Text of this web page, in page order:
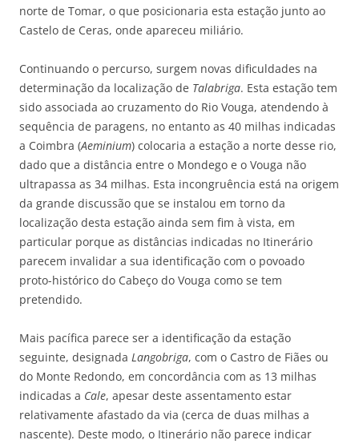
norte de Tomar, o que posicionaria esta estação junto ao
Castelo de Ceras, onde apareceu miliário.
Continuando o percurso, surgem novas dificuldades na
determinação da localização de Talabriga. Esta estação tem
sido associada ao cruzamento do Rio Vouga, atendendo à
sequência de paragens, no entanto as 40 milhas indicadas
a Coimbra (Aeminium) colocaria a estação a norte desse rio,
dado que a distância entre o Mondego e o Vouga não
ultrapassa as 34 milhas. Esta incongruência está na origem
da grande discussão que se instalou em torno da
localização desta estação ainda sem fim à vista, em
particular porque as distâncias indicadas no Itinerário
parecem invalidar a sua identificação com o povoado
proto-histórico do Cabeço do Vouga como se tem
pretendido.
Mais pacífica parece ser a identificação da estação
seguinte, designada Langobriga, com o Castro de Fiães ou
do Monte Redondo, em concordância com as 13 milhas
indicadas a Cale, apesar deste assentamento estar
relativamente afastado da via (cerca de duas milhas a
nascente). Deste modo, o Itinerário não parece indicar